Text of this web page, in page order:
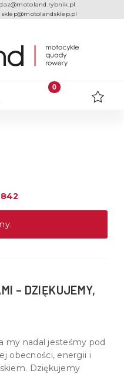
sklep@motolandsklep.pl
– DZIĘKUJEMY,
my nadal jesteśmy pod
obecności, energii i
Dziękujemy